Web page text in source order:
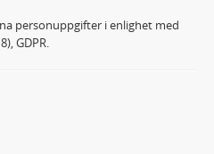
personuppgifter i enlighet med
GDPR.